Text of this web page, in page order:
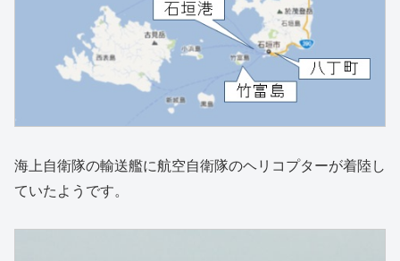
海上自衛隊の輸送艦に航空自衛隊のヘリコプターが着陸し
ていたようです。